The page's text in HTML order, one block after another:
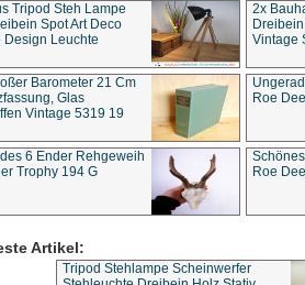
Tripod Steh Lampe
Spot Art Deco
Design Leuchte
2x
Vintage
Barometer 21 Cm
Glas
Vintage 5319 19
Roe
6 Ender Rehgeweih
Trophy 194 G
Roe
Artikel:
Tripod Stehlampe Scheinwerfer